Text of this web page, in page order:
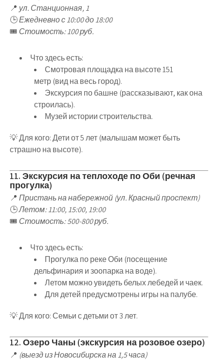
📍 ул. Станционная, 1
🕒Ежедневно с 10:00 до 18:00
🎟 Стоимость: 100 руб.
Что здесь есть:
Смотровая площадка на высоте 151
метр(вид на весь город).
Экскурсия по башне(рассказывают, как она
строилась).
Музей истории строительства.
💡Для кого:Дети от 5 лет(малышам может быть
страшно на высоте).
11. Экскурсия на теплоходе по Оби (речная
прогулка)
📍 Пристань на набережной (ул. Красный проспект)
🕒Летом: 11:00, 15:00, 19:00
🎟 Стоимость: 500-800 руб.
Что здесь есть:
Прогулка по реке Оби (посещение
дельфинария и зоопарка на воде).
Летом можно увидеть белых лебедей и чаек.
Для детей предусмотрены игры на палубе.
💡Для кого:Семьи с детьми от 3 лет.
12. Озеро Чаны (экскурсия на розовое озеро)
📍 (выезд из Новосибирска на 1,5 часа)